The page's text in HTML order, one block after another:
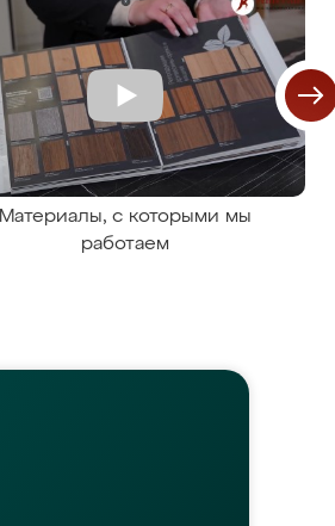
Материалы, с которыми мы
работаем